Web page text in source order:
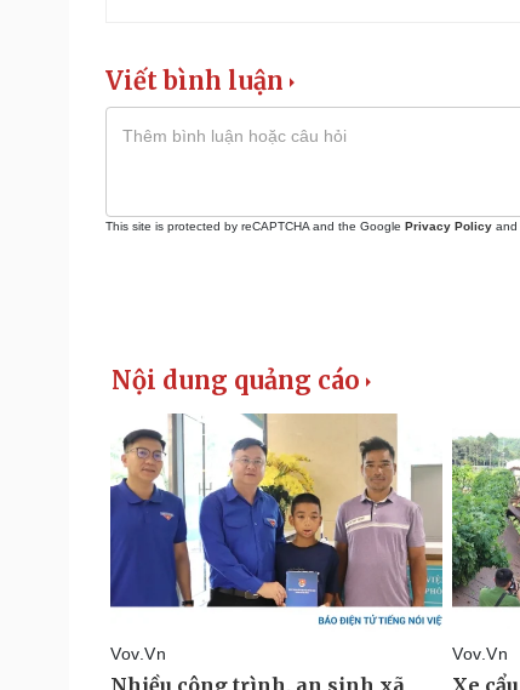
Viết bình luận
This site is protected by reCAPTCHA and the Google Privacy Policy and